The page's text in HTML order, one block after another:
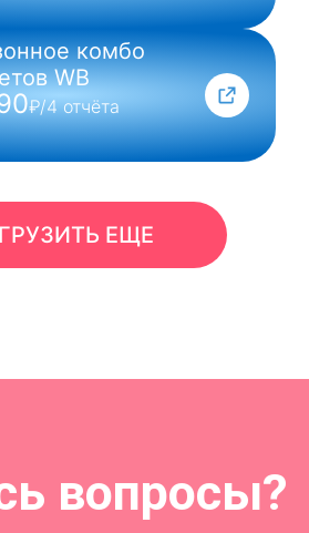
комбо
WB
₽/4 отчёта
ЕЩЕ
вопросы?